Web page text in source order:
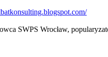
SWPS Wrocław,